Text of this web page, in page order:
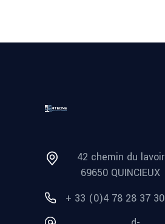
42 chemin du lavoir
69650 QUINCIEUX
+ 33 (0)4 78 28 37 30